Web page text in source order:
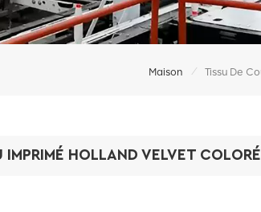
Maison /
HOLLAND VELVET COLORÉ